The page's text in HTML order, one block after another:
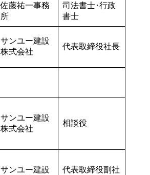
佐藤祐一事務
所
司法書士･行政
書士
サンユー建設
株式会社
代表取締役社長
サンユー建設
株式会社
相談役
サンユー建設
代表取締役副社